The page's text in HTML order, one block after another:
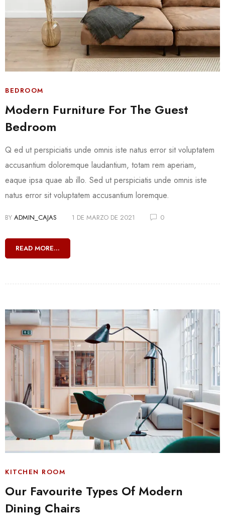
BEDROOM
Modern Furniture For The Guest
Bedroom
Q ed ut perspiciatis unde omnis iste natus error sit voluptatem
accusantium doloremque laudantium, totam rem aperiam,
eaque ipsa quae ab illo. Sed ut perspiciatis unde omnis iste
natus error sit voluptatem accusantium loremque.
BY ADMIN_CAJAS 1 DE MARZO DE 2021 0
READ MORE...
KITCHEN ROOM
Our Favourite Types Of Modern
Dining Chairs